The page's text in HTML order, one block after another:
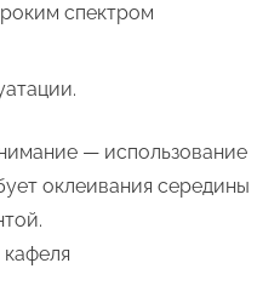
спектром
— использование
оклеивания середины